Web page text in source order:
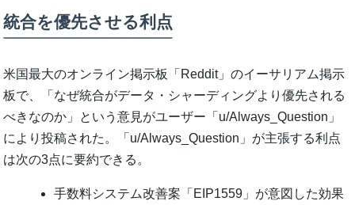
統合を優先させる利点
米国最大のオンライン掲示板「Reddit」のイーサリアム掲示
板で、「なぜ統合がデータ・シャーディングより優先される
べきなのか」という意見がユーザー「u/Always_Question」
により投稿された。「u/Always_Question」が主張する利点
は次の3点に要約できる。
手数料システム改善案「EIP1559」が意図した効果